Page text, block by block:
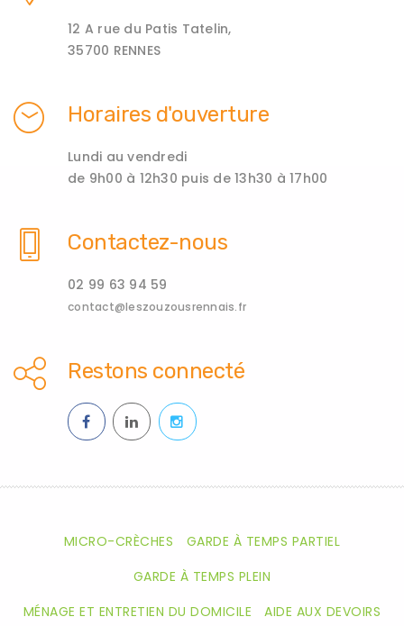
12 A rue du Patis Tatelin,
35700 RENNES
Horaires d'ouverture
Lundi au vendredi
de 9h00 à 12h30 puis de 13h30 à 17h00
Contactez-nous
02 99 63 94 59
contact@leszouzousrennais.fr
Restons connecté
MICRO-CRÈCHES
GARDE À TEMPS PARTIEL
GARDE À TEMPS PLEIN
MÉNAGE ET ENTRETIEN DU DOMICILE
AIDE AUX DEVOIRS